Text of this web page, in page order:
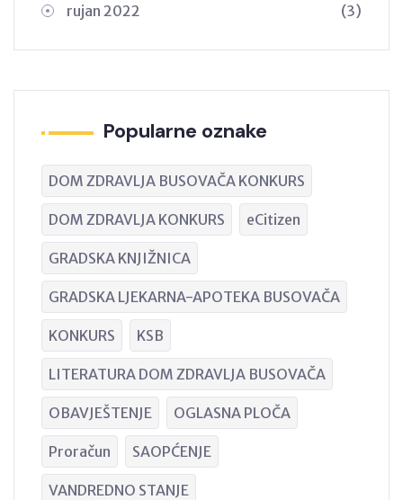
rujan 2022 (3)
Popularne oznake
DOM ZDRAVLJA BUSOVAČA KONKURS
DOM ZDRAVLJA KONKURS eCitizen
GRADSKA KNJIŽNICA
GRADSKA LJEKARNA-APOTEKA BUSOVAČA
KONKURS KSB
LITERATURA DOM ZDRAVLJA BUSOVAČA
OBAVJEŠTENJE OGLASNA PLOČA
Proračun SAOPĆENJE
VANDREDNO STANJE